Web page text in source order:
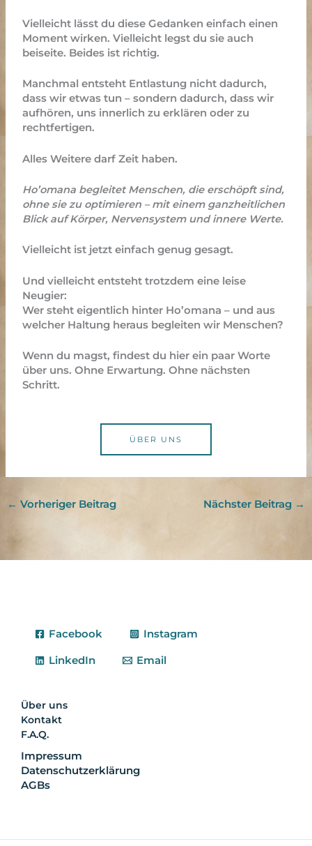
Vielleicht lässt du diese Gedanken einfach einen
Moment wirken. Vielleicht legst du sie auch
beiseite. Beides ist richtig.
Manchmal entsteht Entlastung nicht dadurch,
dass wir etwas tun – sondern dadurch, dass wir
aufhören, uns innerlich zu erklären oder zu
rechtfertigen.
Alles Weitere darf Zeit haben.
Ho’omana begleitet Menschen, die erschöpft sind,
ohne sie zu optimieren – mit einem ganzheitlichen
Blick auf Körper, Nervensystem und innere Werte.
Vielleicht ist jetzt einfach genug gesagt.
Und vielleicht entsteht trotzdem eine leise
Neugier:
Wer steht eigentlich hinter Ho’omana – und aus
welcher Haltung heraus begleiten wir Menschen?
Wenn du magst, findest du hier ein paar Worte
über uns. Ohne Erwartung. Ohne nächsten
Schritt.
ÜBER UNS
← Vorheriger Beitrag Nächster Beitrag →
Facebook Instagram
LinkedIn Email
Über uns
Kontakt
F.A.Q.
Impressum
Datenschutzerklärung
AGBs